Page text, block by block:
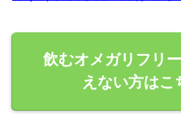
飲むオメガリフリ
えない方はこ